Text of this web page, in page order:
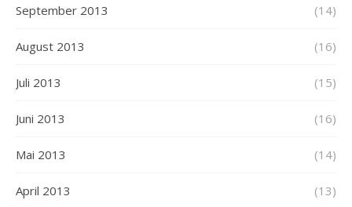
September 2013 (14)
August 2013 (16)
Juli 2013 (15)
Juni 2013 (16)
Mai 2013 (14)
April 2013 (13)